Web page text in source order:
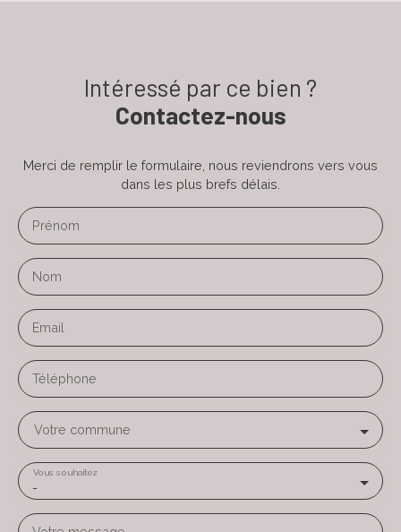
Intéressé par ce bien ?
Contactez-nous
Merci de remplir le formulaire, nous reviendrons vers vous
dans les plus brefs délais.
Prénom
Nom
Email
Téléphone
Votre commune
-
Vous souhaitez